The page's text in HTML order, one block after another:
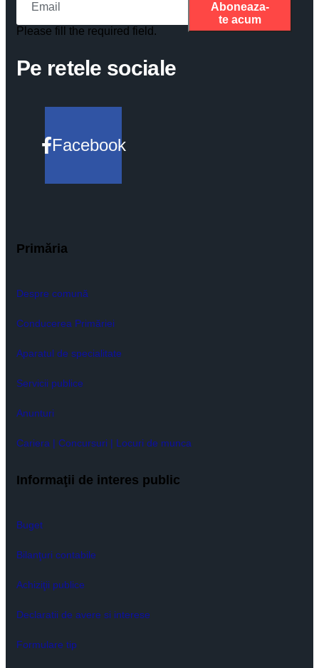
Please fill the required field.
Aboneaza-
te acum
Pe retele sociale
Facebook
Primăria
Despre comună
Conducerea Primăriei
Aparatul de specialitate
Servicii publice
Anunturi
Cariera | Concursuri | Locuri de munca
Informaţii de interes public
Buget
Bilanţuri contabile
Achiziţii publice
Declaratii de avere si interese
Formulare tip